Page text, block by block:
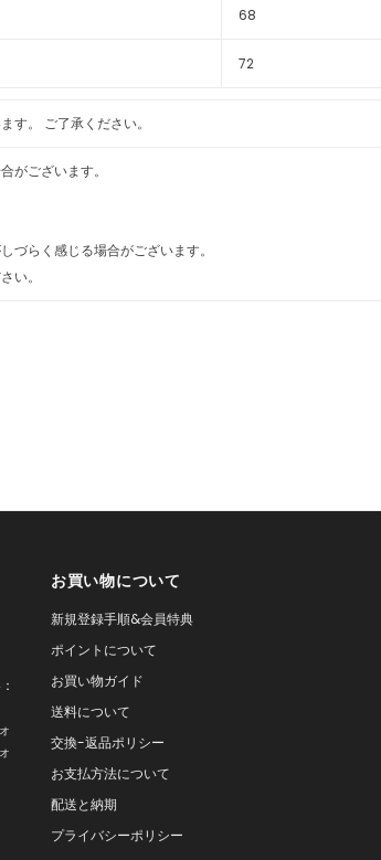
68
72
す。 ご了承ください。
がございます。
らく感じる場合がございます。
い。
お買い物について
新規登録手順&会員特典
ポイントについて
お買い物ガイド
送料について
交換-返品ポリシー
お支払方法について
配送と納期
プライバシーポリシー